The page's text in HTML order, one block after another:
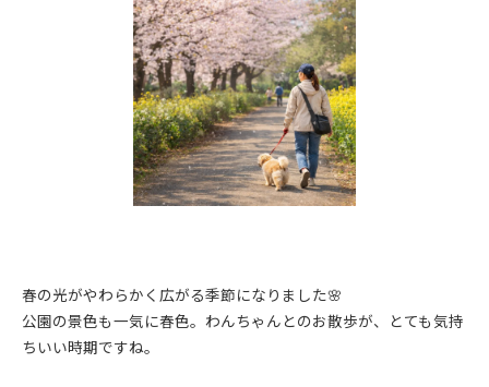
春の光がやわらかく広がる季節になりました🌸
公園の景色も一気に春色。わんちゃんとのお散歩が、とても気持
ちいい時期ですね。